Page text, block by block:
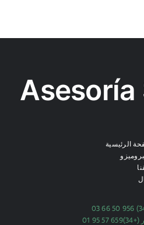
Asesoría
الرئيسية
(+34)659 57 95 01